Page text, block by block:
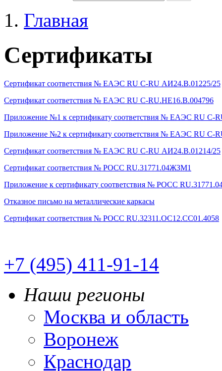
Главная
Сертификаты
Сертификат соответствия № ЕАЭС RU C-RU АИ24.В.01225/25
Сертификат соответствия № ЕАЭС RU C-RU.HE16.В.004796
Приложение №1 к сертификату соответствия № ЕАЭС RU C-
Приложение №2 к сертификату соответствия № ЕАЭС RU C-
Сертификат соответствия № ЕАЭС RU C-RU АИ24.В.01214/25
Сертификат соответствия № РОСС RU.31771.04ЖЗМ1
Приложение к сертификату соответствия № РОСС
Отказное письмо на металлические каркасы
Сертификат соответствия № POCC RU.32311.OC12.CC01.4058
+7 (495) 411-91-14
Наши регионы
Москва и область
Воронеж
Краснодар